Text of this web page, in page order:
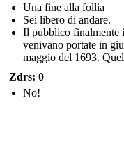
Una fine alla follia
Sei libero di andare.
Il pubblico finalmente
venivano portate in
maggio del 1693.
Zdrs: 0
No!